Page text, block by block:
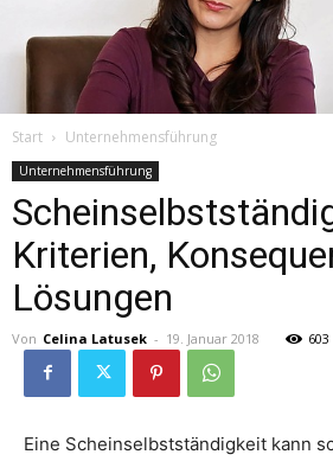
Start Unternehmensführung
Unternehmensführung
Kriterien,
Lösungen
Von Celina Latusek - 19. Januar 2018 603
Eine Scheinselbstständigkeit kann